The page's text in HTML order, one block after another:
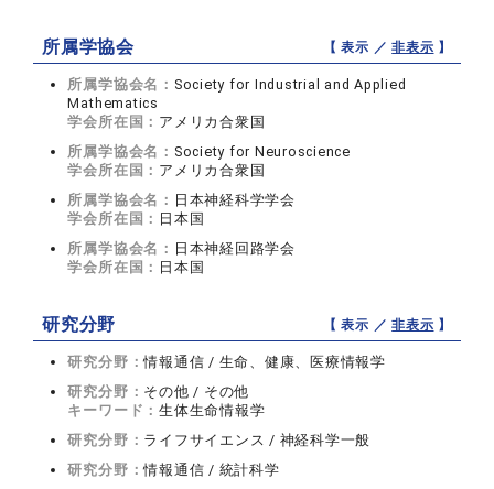
所属学協会 【 表示 ／非表示 】
所属学協会名： Society for Industrial and Applied
Mathematics
学会所在国： アメリカ合衆国
所属学協会名： Society for Neuroscience
学会所在国： アメリカ合衆国
所属学協会名： 日本神経科学学会
学会所在国： 日本国
所属学協会名： 日本神経回路学会
学会所在国： 日本国
研究分野 【 表示 ／非表示 】
研究分野：情報通信 / 生命、健康、医療情報学
研究分野： その他 / その他
キーワード：生体生命情報学
研究分野： ライフサイエンス / 神経科学一般
研究分野：情報通信 / 統計科学